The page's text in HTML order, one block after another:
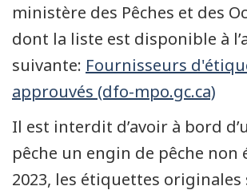
ministère des Pêches et des
dont la liste est disponible à
suivante: Fournisseurs
approuvés (dfo-mpo.gc.ca)
Il est interdit d’avoir à bord
pêche un engin de pêche non
2023, les étiquettes originales